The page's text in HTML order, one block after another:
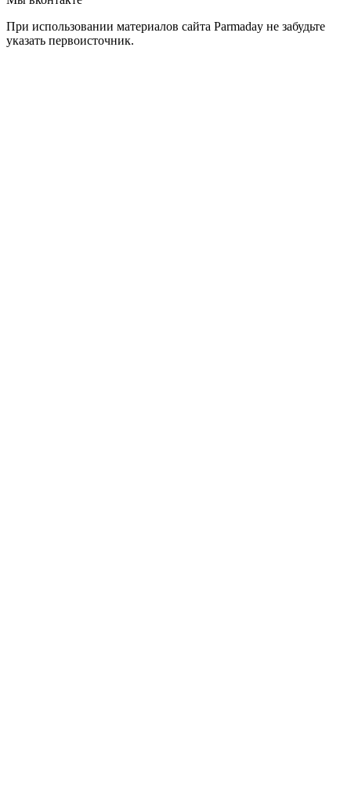
При использовании материалов сайта Parmaday не забудьте
указать первоисточник.